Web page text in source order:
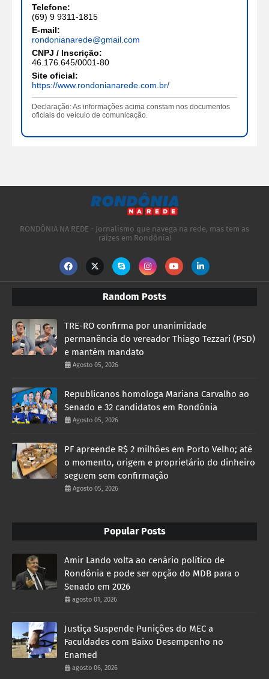
Telefone:
(69) 9 9311-1815
E-mail:
rondonianarede@gmail.com
CNPJ / Inscrição:
46.176.645/0001-80
Site oficial:
https://www.rondonianarede.com.br/
Declaração: As informações acima constam nos documentos
oficiais do veículo de comunicação.
RONDÔNIA NA REDE - Jornalismo que navega na rede, mas tem as
raízes em Rondônia!
Random Posts
TRE-RO confirma por unanimidade
permanência do vereador Thiago Tezzari (PSD)
e mantém mandato
Agosto 05, 2026
Republicanos homologa Mariana Carvalho ao
Senado e 32 candidatos em Rondônia
Agosto 05, 2026
PF apreende R$ 2 milhões em Porto Velho; até
o momento, origem e proprietário do dinheiro
seguem sem confirmação
Agosto 05, 2026
Popular Posts
Amir Lando volta ao cenário político de
Rondônia e pode ser opção do MDB para o
Senado em 2026
agosto 01, 2026
Justiça Suspende Punições do MEC a
Faculdades com Baixo Desempenho no
Enamed
agosto 06, 2026